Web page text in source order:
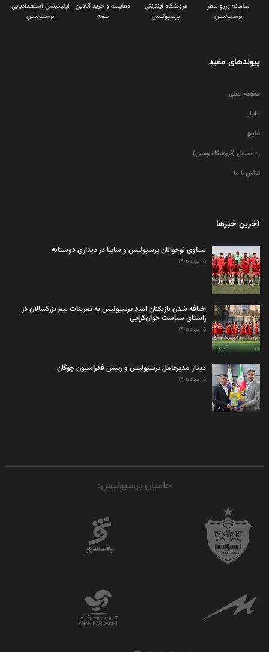
سامانه رزرو سفر
پرسپولیس
فروشگاه اینترنتی
پرسپولیس
مقایسه و خرید آنلاین
بیمه
اپلیکیشن استعدادیابی
پرسپولیس
پیوندهای مفید
صفحه اصلی
اخبار
نتایج
رد استایل (فروشگاه رسمی)
تماس با ما
آخرین خبرها
تساوی نوجوانان پرسپولیس و سایپا در دیداری دوستانه
۱۵ مرداد ۱۴۰۵
اضافه شدن بازیکنان امید پرسپولیس به تمرینات تیم بزرگسالان در
راستای سیاست جوان‌گرایی
۱۵ مرداد ۱۴۰۵
دیدار مدیرعامل پرسپولیس و رییس فدراسیون چوگان
۱۵ مرداد ۱۴۰۵
حامیان پرسپولیس: